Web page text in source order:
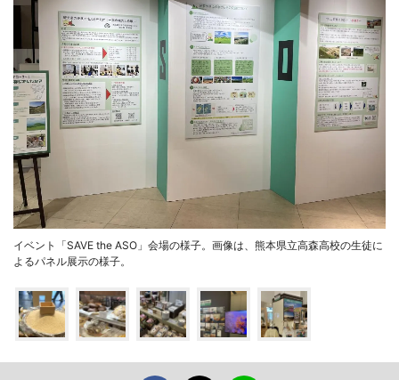
イベント「SAVE the ASO」会場の様子。画像は、熊本県立高森高校の生徒に
よるパネル展示の様子。